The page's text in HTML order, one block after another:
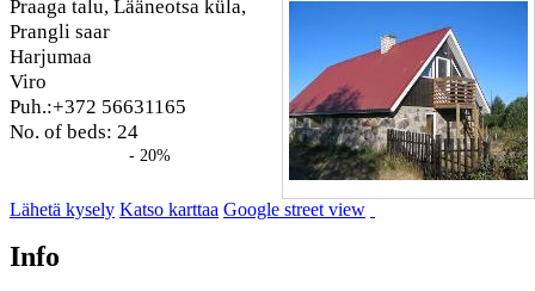
Praaga talu, Lääneotsa küla,
Prangli saar
Harjumaa
Viro
Puh.:+372 56631165
No. of beds: 24
- 20%
Lähetä kysely Katso karttaa Google street view
Info